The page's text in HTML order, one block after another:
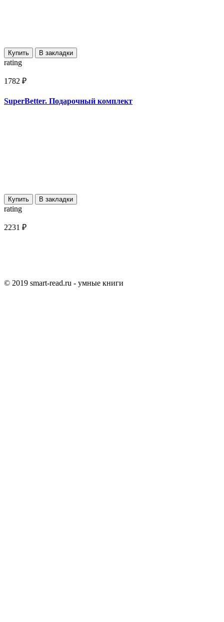
Купить В закладки
rating
1782 ₽
SuperBetter. Подарочный комплект
Купить В закладки
rating
2231 ₽
© 2019 smart-read.ru - умные книги